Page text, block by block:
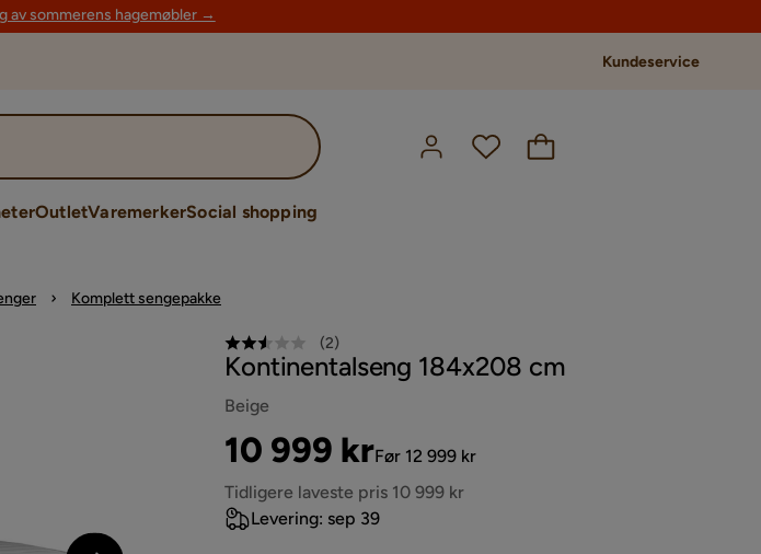
av sommerens hagemøbler →
Kundeservice
OutletVaremerkerSocial shopping
Komplett sengepakke
(2)
Kontinentalseng 184x208 cm
Beige
Pris
10 999 kr
Original
Pris
Før 12 999 kr
Tidligere laveste pris 10 999 kr
Levering: sep 39